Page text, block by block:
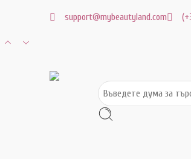
support@mybeautyland.com